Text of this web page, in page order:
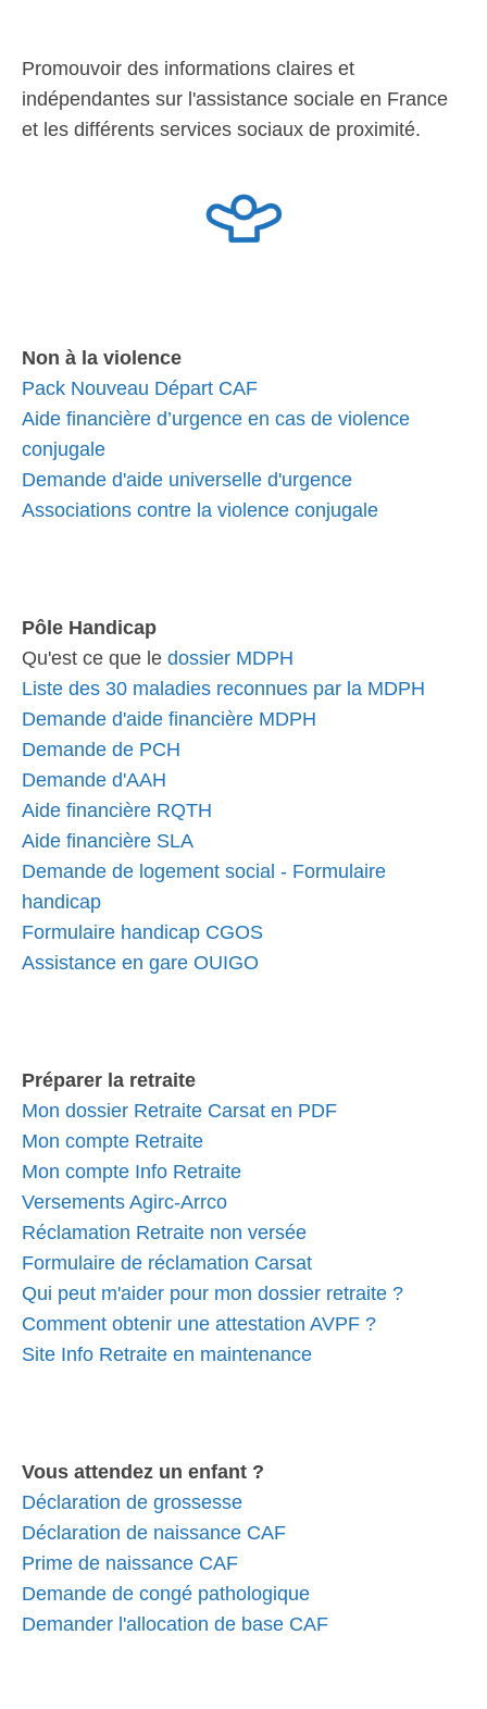
Promouvoir des informations claires et
indépendantes sur l'assistance sociale en France
et les différents services sociaux de proximité.
Non à la violence
Pack Nouveau Départ CAF
Aide financière d’urgence en cas de violence
conjugale
Demande d'aide universelle d'urgence
Associations contre la violence conjugale
Pôle Handicap
Qu'est ce que le dossier MDPH
Liste des 30 maladies reconnues par la MDPH
Demande d'aide financière MDPH
Demande de PCH
Demande d'AAH
Aide financière RQTH
Aide financière SLA
Demande de logement social - Formulaire
handicap
Formulaire handicap CGOS
Assistance en gare OUIGO
Préparer la retraite
Mon dossier Retraite Carsat en PDF
Mon compte Retraite
Mon compte Info Retraite
Versements Agirc-Arrco
Réclamation Retraite non versée
Formulaire de réclamation Carsat
Qui peut m'aider pour mon dossier retraite ?
Comment obtenir une attestation AVPF ?
Site Info Retraite en maintenance
Vous attendez un enfant ?
Déclaration de grossesse
Déclaration de naissance CAF
Prime de naissance CAF
Demande de congé pathologique
Demander l'allocation de base CAF